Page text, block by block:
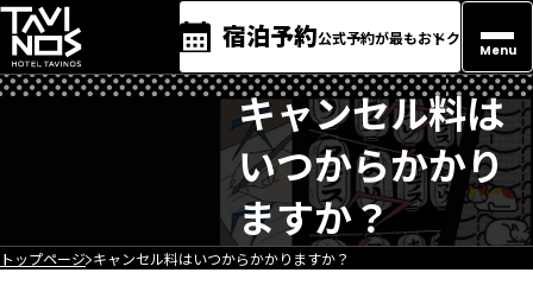
宿泊予約公式予約が最もおトク
Menu
キャンセル料は
いつからかかり
ますか？
トップページ キャンセル料はいつからかかりますか？